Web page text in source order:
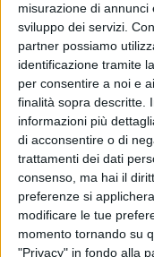
misurazione di
sviluppo dei servizi.
partner possiamo
identificazione tramite
per consentire a noi e
finalità sopra descritte.
informazioni più
di acconsentire o di
trattamenti dei dati
consenso, ma hai il
preferenze si
modificare le tue
momento tornando su
"Privacy" in fondo alla
Con grande gioia la
Corato, grazie al
Santo, il 26 e 27
Presepe Vivente,
comunità. Il Parroco
Attraverso
al cuore del
che
presepe